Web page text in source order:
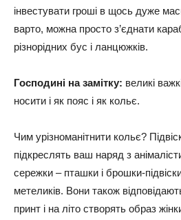
інвестувати гроші в щось дуже
варто, можна просто з’єднати
різнорідних бус і ланцюжків.
Господині на замітку: великі
носити і як пояс і як кольє.
Чим урізноманітнити кольє?
підкреслять ваш наряд з
сережки – пташки і брошки-
метеликів. Вони також
принт і на літо створять образ